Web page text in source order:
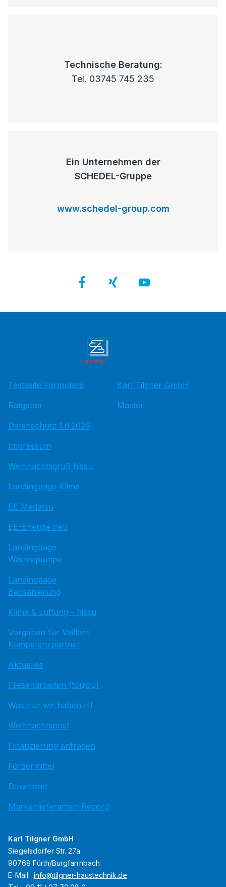
Technische Beratung:
Tel. 03745 745 235
Ein Unternehmen der
SCHEDEL-Gruppe
www.schedel-group.com
Testseite Formulare
Ratgeber
Datenschutz 1.6.2026
Impressum
Weihnachtsgruß hissu
Landingpage Klima
EE Medatsu
EE-Energie neu
Landingpage
Wärmepumpe
Landingpage
Badsanierung
Klima & Lüftung - hissu
Vorgaben für Vaillant
Kompetenzpartner
Aktuelles
Fliesenarbeiten (toujou)
Was nur wir haben HI
Weihnachtspost
Finanzierung anfragen
Fördermittel
Download
Markenlieferanten Record
Karl Tilgner GmbH
Master
Karl Tilgner GmbH
Siegelsdorfer Str. 27a
90768 Fürth/Burgfarrnbach
E-Mail: info@tilgner-haustechnik.de